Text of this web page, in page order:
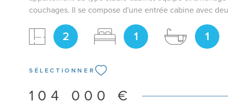
couchages. Il se compose d'une entrée cabine avec
superposés, un séjour avec cuisine ouverte équipé et
cabine équipé d'un lit deux personnes. Une belle
profiter des repas l'extérieur. Une place de parking vient
econdaire ou investissement locatif. Pour plus de
2 1 1
SÉLECTIONNER
104 000 €